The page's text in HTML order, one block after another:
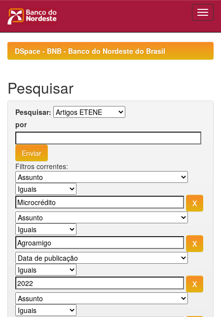
navigationDSpace - BNB - Banco do Nordeste do Brasil
Pesquisar
Pesquisar:
por
Filtros correntes: